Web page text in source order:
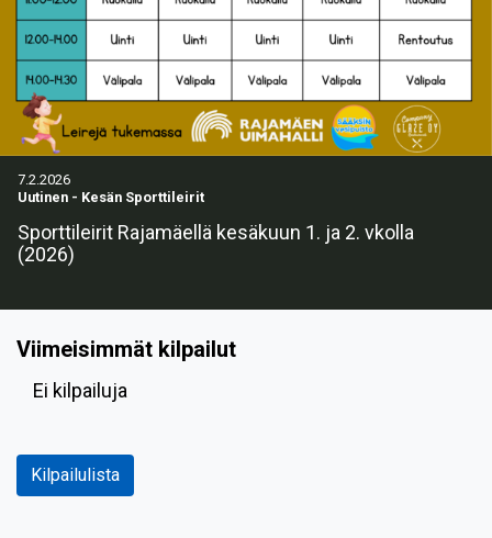
7.2.2026
Uutinen - Kesän Sporttileirit
Sporttileirit Rajamäellä kesäkuun 1. ja 2. vkolla
(2026)
Viimeisimmät kilpailut
Ei kilpailuja
Kilpailulista